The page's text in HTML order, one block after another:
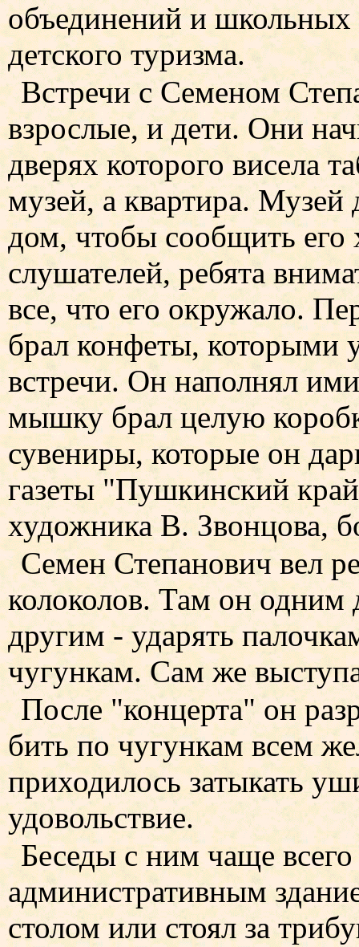
объединений и школьных
детского туризма.
Встречи с Семеном
взрослые, и дети. Они
дверях которого висела
музей, а квартира.
дом, чтобы сообщить
слушателей, ребята
все, что его окружало.
брал конфеты, которыми
встречи. Он наполнял
мышку брал целую
сувениры, которые он
газеты "Пушкинский
художника В. Звонцова,
Семен Степанович вел
колоколов. Там он одним
другим - ударять
чугункам. Сам же
После "концерта" он
бить по чугункам всем
приходилось затыкать
удовольствие.
Беседы с ним чаще
административным
столом или стоял за